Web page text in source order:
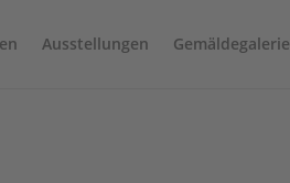
Ausstellungen Gemäldegalerie